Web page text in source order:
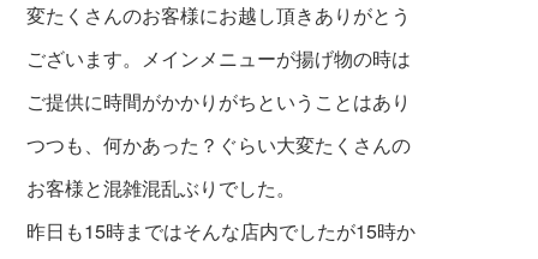
変たくさんのお客様にお越し頂きありがとう
ございます。メインメニューが揚げ物の時は
ご提供に時間がかかりがちということはあり
つつも、何かあった？ぐらい大変たくさんの
お客様と混雑混乱ぶりでした。
昨日も15時まではそんな店内でしたが15時か